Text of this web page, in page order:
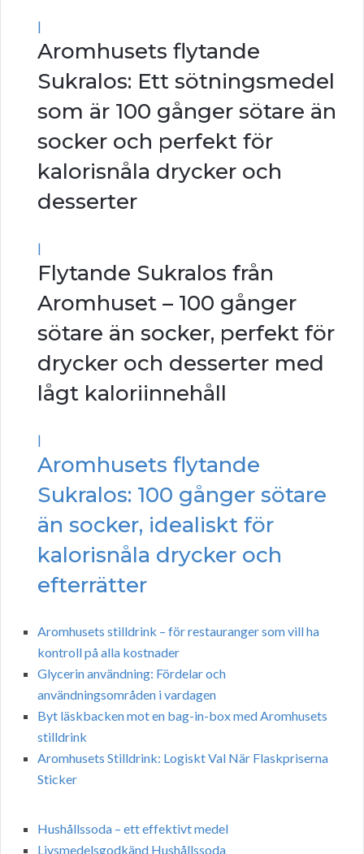
|
Aromhusets flytande
Sukralos: Ett sötningsmedel
som är 100 gånger sötare än
socker och perfekt för
kalorisnåla drycker och
desserter
|
Flytande Sukralos från
Aromhuset – 100 gånger
sötare än socker, perfekt för
drycker och desserter med
lågt kaloriinnehåll
|
Aromhusets flytande
Sukralos: 100 gånger sötare
än socker, idealiskt för
kalorisnåla drycker och
efterrätter
Aromhusets stilldrink – för restauranger som vill ha
kontroll på alla kostnader
Glycerin användning: Fördelar och
användningsområden i vardagen
Byt läskbacken mot en bag-in-box med Aromhusets
stilldrink
Aromhusets Stilldrink: Logiskt Val När Flaskpriserna
Sticker
Hushållssoda – ett effektivt medel
Livsmedelsgodkänd Hushållssoda